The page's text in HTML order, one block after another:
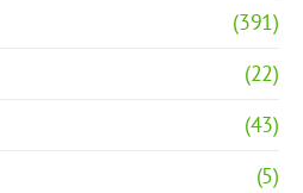
(391)
(22)
(43)
(5)